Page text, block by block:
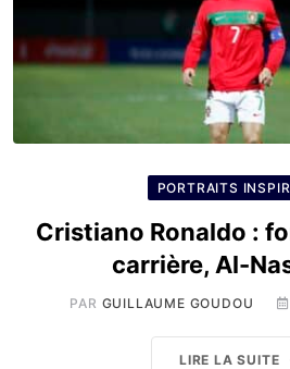
PORTRAITS
Cristiano Ronaldo :
carrière, Al-
PAR GUILLAUME GOUDOU
LIRE LA SUITE